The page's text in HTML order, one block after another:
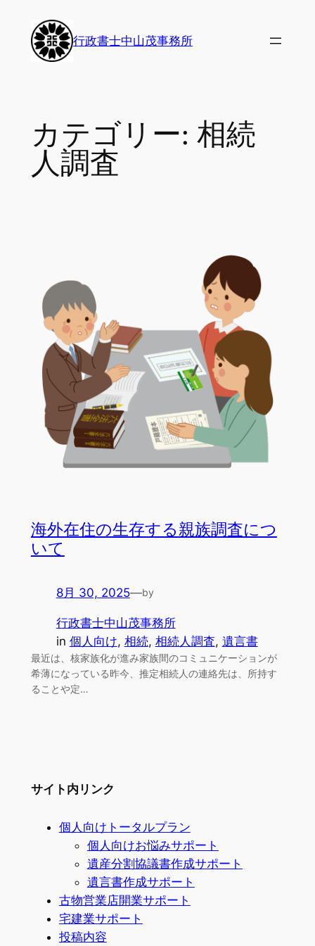
行政書士中山茂事務所
カテゴリー: 相続
人調査
海外在住の生存する親族調査につ
いて
8月 30, 2025—by
行政書士中山茂事務所
in 個人向け, 相続, 相続人調査, 遺言書
最近は、核家族化が進み家族間のコミュニケーションが
希薄になっている昨今、推定相続人の連絡先は、所持す
ることや定…
サイト内リンク
個人向けトータルプラン
個人向けお悩みサポート
遺産分割協議書作成サポート
遺言書作成サポート
古物営業店開業サポート
宅建業サポート
投稿内容